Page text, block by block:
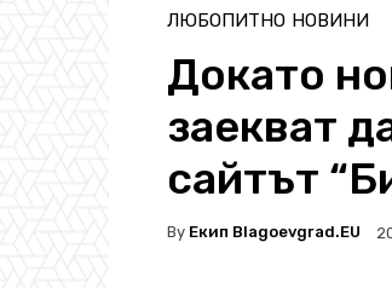
ЛЮБОПИТНО НОВИНИ
Докато
заекват
сайтът
By Екип Blagoevgrad.EU